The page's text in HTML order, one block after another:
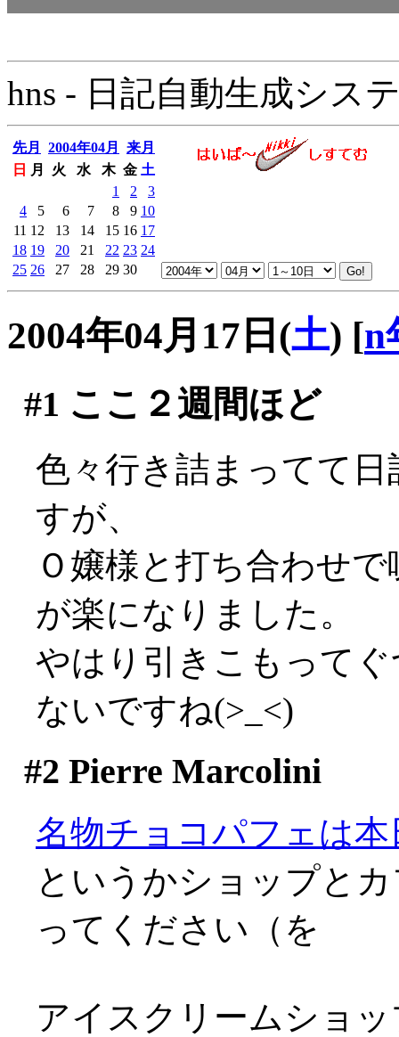
hns - 日記自動生成シス
先月 2004年04月
来月
日
月 火 水 木 金 土
1
2
3
4
5 6 7 8 9 10
11 12 13 14 15 16 17
18 19 20 21 22 23 24
25 26 27 28 29 30
2004年04月17日(土) [n
#1 ここ２週間ほど
色々行き詰まってて
すが、
Ｏ嬢様と打ち合わせ
が楽になりました。
やはり引きこもって
ないですね(>_<)
#2 Pierre Marcolini
名物チョコパフェは
というかショップと
ってください（を
アイスクリームショ